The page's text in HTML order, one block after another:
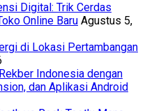
Digital: Trik Cerdas
Online Baru Agustus 5,
di Lokasi Pertambangan
Indonesia dengan
dan Aplikasi Android